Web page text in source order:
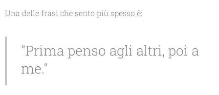
Una delle frasi che sento più spesso è:
"Prima penso agli altri, poi a
me."